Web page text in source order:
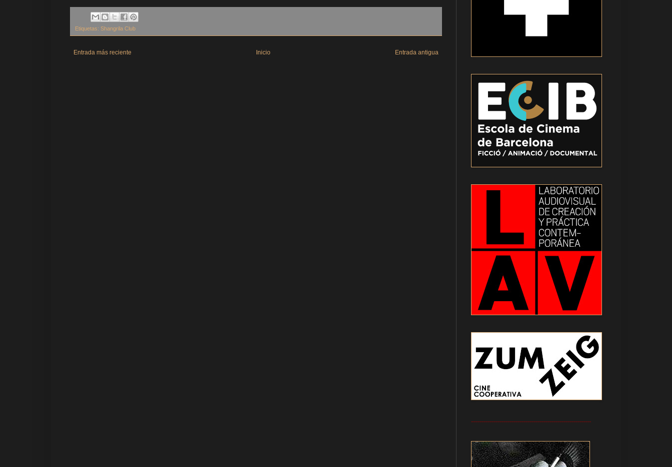
Etiquetas: Shangrila Club
Entrada más reciente Entrada antigua
Inicio
------------------------------------------------------------